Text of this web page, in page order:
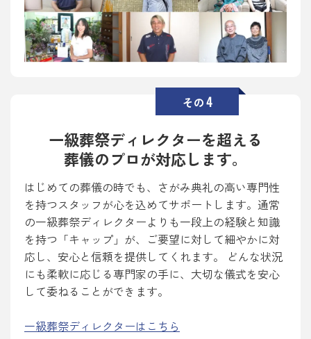
その4
一級葬祭ディレクターを超える
葬儀のプロが対応します。
はじめての葬儀の時でも、さがみ典礼の高い専門性
を持つスタッフが心を込めてサポートします。通常
の一級葬祭ディレクターよりも一段上の経験と知識
を持つ「キャップ」が、ご要望に対して細やかに対
応し、安心と信頼を提供してくれます。 どんな状況
にも柔軟に応じる専門家の手に、大切な儀式を安心
して委ねることができます。
一級葬祭ディレクターはこちら